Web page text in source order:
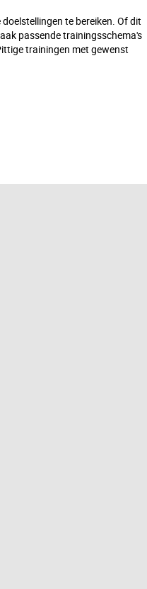
te bereiken. Of dit
passende trainingsschema's
trainingen met gewenst